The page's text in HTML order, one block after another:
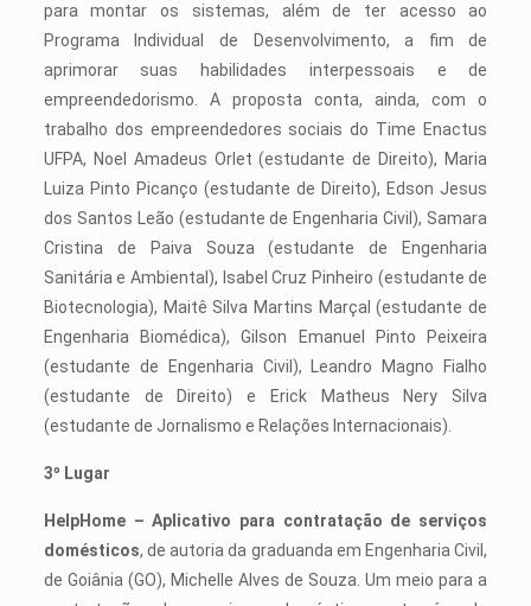
para montar os sistemas, além de ter acesso ao
Programa Individual de Desenvolvimento, a fim de
aprimorar suas habilidades interpessoais e de
empreendedorismo. A proposta conta, ainda, com o
trabalho dos empreendedores sociais do Time Enactus
UFPA, Noel Amadeus Orlet (estudante de Direito), Maria
Luiza Pinto Picanço (estudante de Direito), Edson Jesus
dos Santos Leão (estudante de Engenharia Civil), Samara
Cristina de Paiva Souza (estudante de Engenharia
Sanitária e Ambiental), Isabel Cruz Pinheiro (estudante de
Biotecnologia), Maitê Silva Martins Marçal (estudante de
Engenharia Biomédica), Gilson Emanuel Pinto Peixeira
(estudante de Engenharia Civil), Leandro Magno Fialho
(estudante de Direito) e Erick Matheus Nery Silva
(estudante de Jornalismo e Relações Internacionais).
3º Lugar
HelpHome – Aplicativo para contratação de serviços
domésticos, de autoria da graduanda em Engenharia Civil,
de Goiânia (GO), Michelle Alves de Souza. Um meio para a